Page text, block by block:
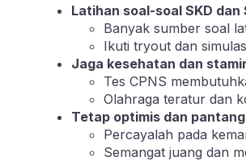
Latihan soal-soal SKD dan
Banyak sumber soal
Ikuti tryout dan
Jaga kesehatan dan
Tes CPNS
Olahraga teratur dan
Tetap optimis dan
Percayalah pada
Semangat juang dan